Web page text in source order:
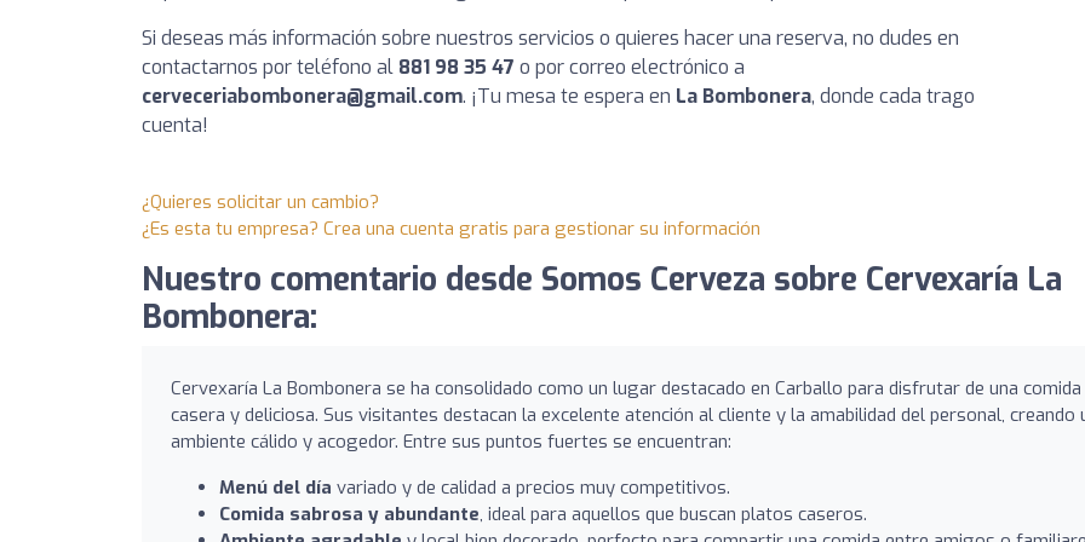
Si deseas más información sobre nuestros servicios o quieres hacer una reserva, no dudes en
contactarnos por teléfono al 881 98 35 47 o por correo electrónico a
cerveceriabombonera@gmail.com. ¡Tu mesa te espera en La Bombonera, donde cada trago
cuenta!
¿Quieres solicitar un cambio?
¿Es esta tu empresa? Crea una cuenta gratis para gestionar su información
Nuestro comentario desde Somos Cerveza sobre Cervexaría La
Bombonera:
Cervexaría La Bombonera se ha consolidado como un lugar destacado en Carballo para disfrutar de una comida
casera y deliciosa. Sus visitantes destacan la excelente atención al cliente y la amabilidad del personal, creando
ambiente cálido y acogedor. Entre sus puntos fuertes se encuentran:
Menú del día variado y de calidad a precios muy competitivos.
Comida sabrosa y abundante, ideal para aquellos que buscan platos caseros.